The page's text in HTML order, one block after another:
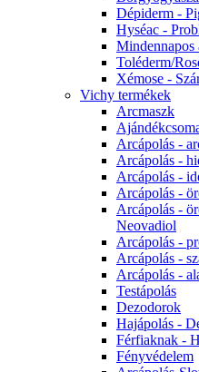
Dépiderm -
Hyséac -
Mindennapos
Toléderm/
Xémose -
Vichy termékek
Arcmaszk
Arcápolás -
Arcápolás -
Arcápolás -
Arcápolás -
Arcápolás -
Neovadiol
Arcápolás -
Arcápolás -
Arcápolás -
Testápolás
Dezodorok
Hajápolás -
Férfiaknak -
Fényvédelem